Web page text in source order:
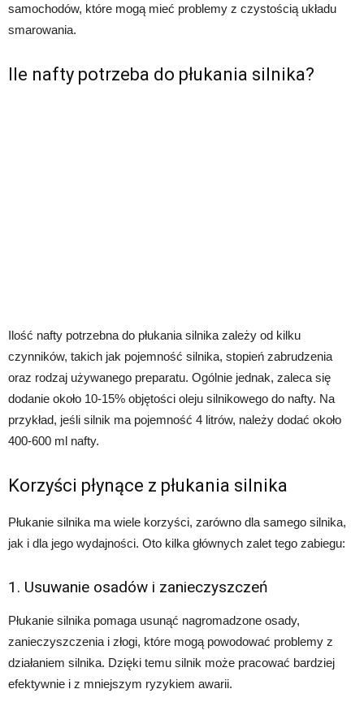
samochodów, które mogą mieć problemy z czystością układu
smarowania.
Ile nafty potrzeba do płukania silnika?
Ilość nafty potrzebna do płukania silnika zależy od kilku
czynników, takich jak pojemność silnika, stopień zabrudzenia
oraz rodzaj używanego preparatu. Ogólnie jednak, zaleca się
dodanie około 10-15% objętości oleju silnikowego do nafty. Na
przykład, jeśli silnik ma pojemność 4 litrów, należy dodać około
400-600 ml nafty.
Korzyści płynące z płukania silnika
Płukanie silnika ma wiele korzyści, zarówno dla samego silnika,
jak i dla jego wydajności. Oto kilka głównych zalet tego zabiegu:
1. Usuwanie osadów i zanieczyszczeń
Płukanie silnika pomaga usunąć nagromadzone osady,
zanieczyszczenia i złogi, które mogą powodować problemy z
działaniem silnika. Dzięki temu silnik może pracować bardziej
efektywnie i z mniejszym ryzykiem awarii.